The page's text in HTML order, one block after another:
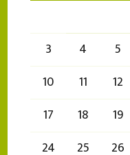
3
4 5
10
11 12
17
18 19
24
25 26